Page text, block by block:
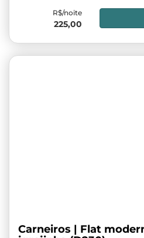
R$/noite
225,00
Carneiros | Flat